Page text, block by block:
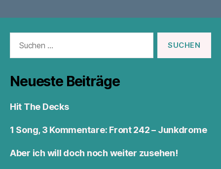
nach:
Neueste Beiträge
Hit The Decks
1 Song, 3 Kommentare: Front 242 – Junkdrome
Aber ich will doch noch weiter zusehen!